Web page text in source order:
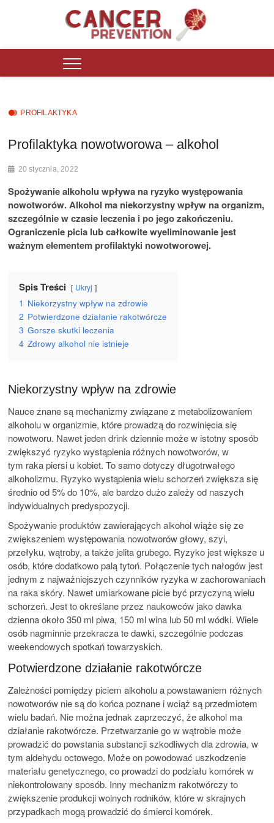
Cancer Prevention Polska
PORTAL INFORMACYJNY DZIAŁAJĄCY OD 2016 ROKU DLA OSÓB
ZMAGAJĄCYCH SIĘ Z PROBLEMAMI ZDROWOTNYMI.
PROFILAKTYKA
Profilaktyka nowotworowa – alkohol
20 stycznia, 2022
Spożywanie alkoholu wpływa na ryzyko występowania
nowotworów. Alkohol ma niekorzystny wpływ na organizm,
szczególnie w czasie leczenia i po jego zakończeniu.
Ograniczenie picia lub całkowite wyeliminowanie jest
ważnym elementem profilaktyki nowotworowej.
Spis Treści Ukryj
1 Niekorzystny wpływ na zdrowie
2 Potwierdzone działanie rakotwórcze
3 Gorsze skutki leczenia
4 Zdrowy alkohol nie istnieje
Niekorzystny wpływ na zdrowie
Nauce znane są mechanizmy związane z metabolizowaniem
alkoholu w organizmie, które prowadzą do rozwinięcia się
nowotworu. Nawet jeden drink dziennie może w istotny sposób
zwiększyć ryzyko wystąpienia różnych nowotworów, w
tym raka piersi u kobiet. To samo dotyczy długotrwałego
alkoholizmu. Ryzyko wystąpienia wielu schorzeń zwiększa się
średnio od 5% do 10%, ale bardzo dużo zależy od naszych
indywidualnych predyspozycji.
Spożywanie produktów zawierających alkohol wiąże się ze
zwiększeniem występowania nowotworów głowy, szyi,
przełyku, wątroby, a także jelita grubego. Ryzyko jest większe u
osób, które dodatkowo palą tytoń. Połączenie tych nałogów jest
jednym z najważniejszych czynników ryzyka w zachorowaniach
na raka skóry. Nawet umiarkowane picie być przyczyną wielu
schorzeń. Jest to określane przez naukowców jako dawka
dzienna około 350 ml piwa, 150 ml wina lub 50 ml wódki. Wiele
osób nagminnie przekracza te dawki, szczególnie podczas
weekendowych spotkań towarzyskich.
Potwierdzone działanie rakotwórcze
Zależności pomiędzy piciem alkoholu a powstawaniem różnych
nowotworów nie są do końca poznane i wciąż są przedmiotem
wielu badań. Nie można jednak zaprzeczyć, że alkohol ma
działanie rakotwórcze. Przetwarzanie go w wątrobie może
prowadzić do powstania substancji szkodliwych dla zdrowia, w
tym aldehydu octowego. Może on powodować uszkodzenie
materiału genetycznego, co prowadzi do podziału komórek w
niekontrolowany sposób. Inny mechanizm rakotwórczy to
zwiększenie produkcji wolnych rodników, które w skrajnych
przypadkach mogą prowadzić do śmierci komórek.